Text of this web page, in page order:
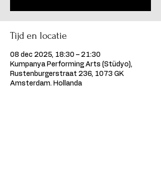
Tijd en locatie
08 dec 2025, 18:30 – 21:30
Kumpanya Performing Arts (Stüdyo),
Rustenburgerstraat 236, 1073 GK
Amsterdam, Hollanda